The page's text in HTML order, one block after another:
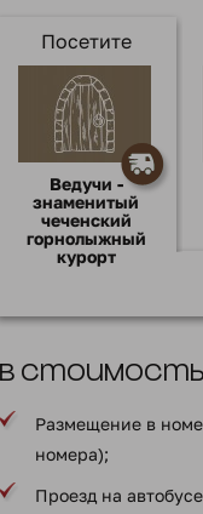
Посетите
Ведучи -
знаменитый
чеченский
горнолыжный
курорт
В стоимость
Размещение в
номера);
Проезд на